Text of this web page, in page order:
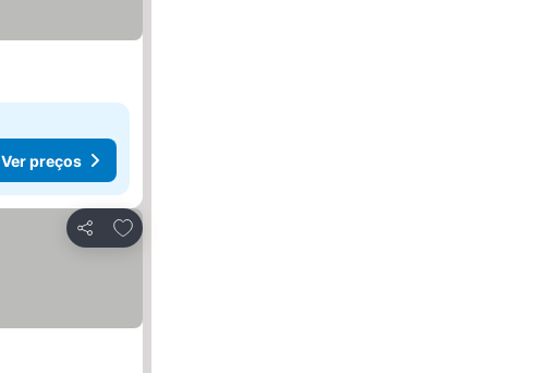
Ver preços
Partilhar
Adicionar aos favoritos